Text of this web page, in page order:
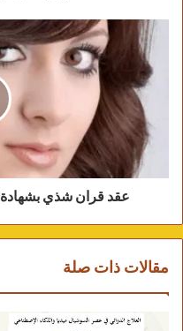
ودمج جليى الخبرة
للطرفيين على حد
الفنون الجميلة بالأقصر
عقد قران شذي
مقالات ذات صلة